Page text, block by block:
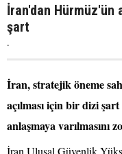
İran'dan Hürmüz'ün
şart
.
İran, stratejik öneme
açılması için bir dizi
anlaşmaya varılmasını
İran Ulusal Güvenlik